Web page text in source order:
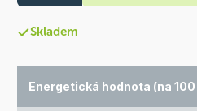
Skladem
Energetická hodnota (na 100